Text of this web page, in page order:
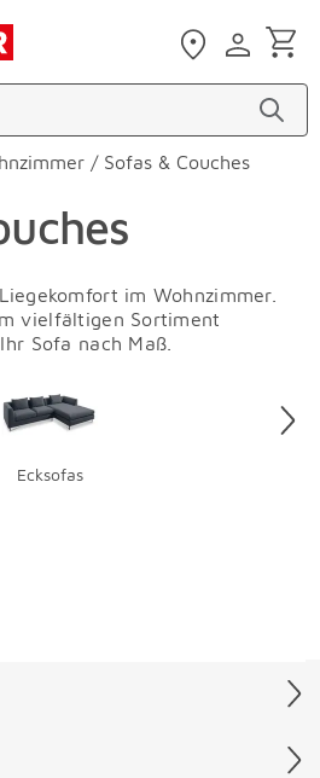
/ Sofas & Couches
im Wohnzimmer.
vielfältigen Sortiment
Sofa nach Maß.
Ecksofas